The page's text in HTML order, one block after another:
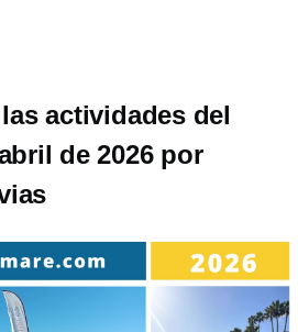
actividades del
de 2026 por